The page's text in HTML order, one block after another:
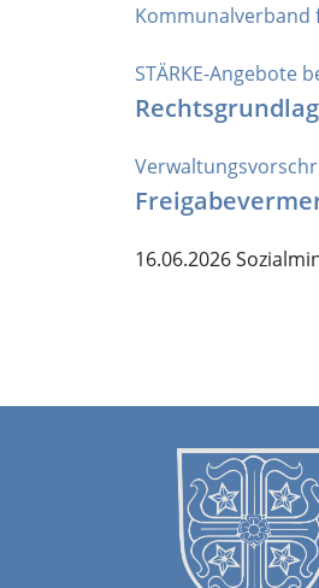
Kommunalverband
STÄRKE-Angebote
16.06.2026